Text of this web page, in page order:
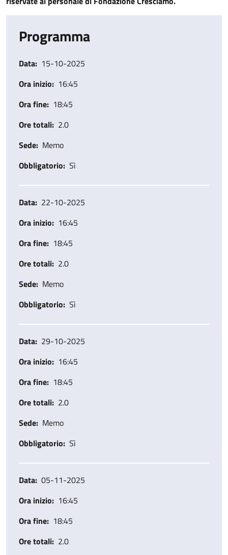
Programma
Data 15-10-2025
Ora inizio
16:45
Ora fine 18:45
Ore totali 2.0
Sede Memo
Obbligatorio Sì
Data 22-10-2025
Ora inizio
16:45
Ora fine 18:45
Ore totali 2.0
Sede Memo
Obbligatorio Sì
Data 29-10-2025
Ora inizio
16:45
Ora fine 18:45
Ore totali 2.0
Sede Memo
Obbligatorio Sì
Data 05-11-2025
Ora inizio
16:45
Ora fine 18:45
Ore totali 2.0